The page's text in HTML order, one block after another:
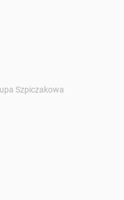
Szpiczakowa